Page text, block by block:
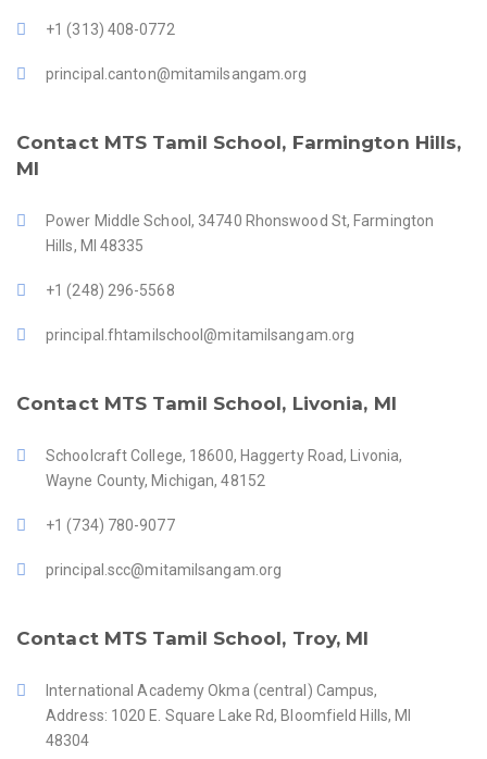
+1 (313) 408-0772
principal.canton@mitamilsangam.org
Contact MTS Tamil School, Farmington Hills,
MI
Power Middle School, 34740 Rhonswood St, Farmington
Hills, MI 48335
+1 (248) 296-5568
principal.fhtamilschool@mitamilsangam.org
Contact MTS Tamil School, Livonia, MI
Schoolcraft College, 18600, Haggerty Road, Livonia,
Wayne County, Michigan, 48152
+1 (734) 780-9077
principal.scc@mitamilsangam.org
Contact MTS Tamil School, Troy, MI
International Academy Okma (central) Campus,
Address: 1020 E. Square Lake Rd, Bloomfield Hills, MI
48304